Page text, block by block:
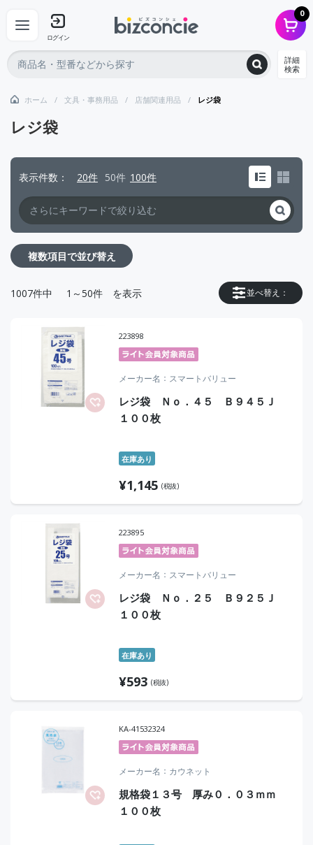
ログイン
0
詳細
検索
ホーム 文具・事務用品 店舗関連用品 レジ袋
レジ袋
表示件数 20件 50件 100件
複数項目で並び替え
並べ替え：
1007件中 1～50件 を表示
223898
メーカー名 スマートバリュー
レジ袋 Ｎｏ．４５ Ｂ９４５Ｊ
１００枚
在庫あり
¥1,145 (税抜)
223895
メーカー名 スマートバリュー
レジ袋 Ｎｏ．２５ Ｂ９２５Ｊ
１００枚
在庫あり
¥593 (税抜)
KA-41532324
メーカー名 カウネット
規格袋１３号 厚み０．０３ｍｍ
１００枚